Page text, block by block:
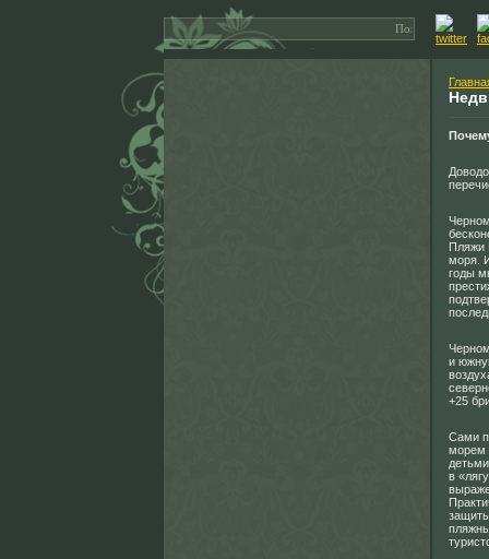
Пляжи
моря.
годы
и
+25
Сами
морем
в